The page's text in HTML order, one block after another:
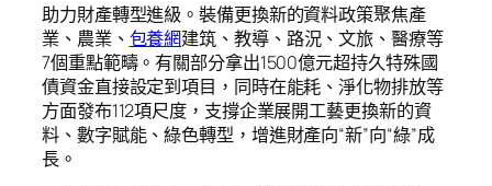
助力財產轉型進級。裝備更換新的資料政策聚焦產
業、農業、 包養網建筑、教導、路況、文旅、醫療等
7個重點範疇。有關部分拿出1500億元超持久特殊國
債資金直接設定到項目，同時在能耗、淨化物排放等
方面發布112項尺度，支撐企業展開工藝更換新的資
料、數字賦能、綠色轉型，增進財產向“新”向“綠”成
長。